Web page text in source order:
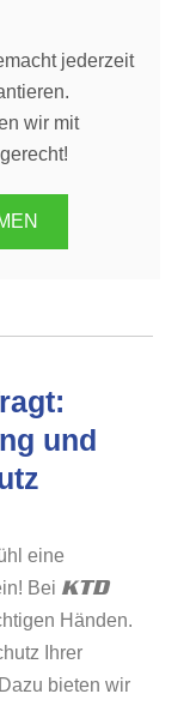
jederzeit
wir mit
und
eine
Bei KTD
Händen.
Ihrer
bieten wir